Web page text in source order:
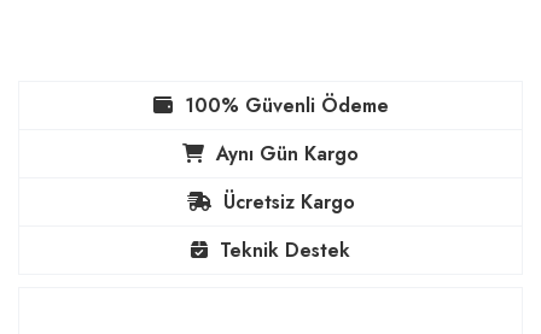
100% Güvenli Ödeme
Aynı Gün Kargo
Ücretsiz Kargo
Teknik Destek